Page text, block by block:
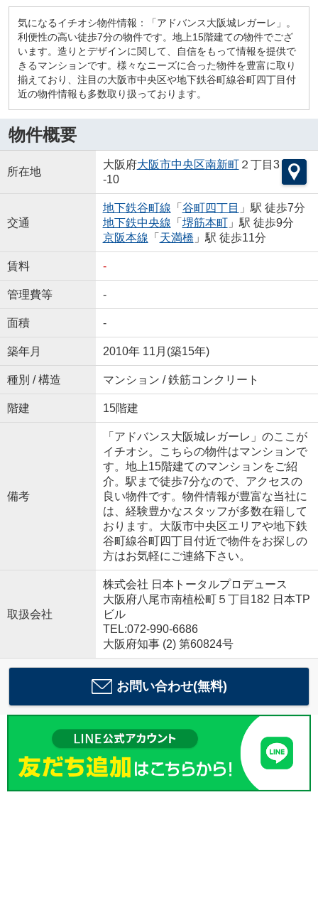
気になるイチオシ物件情報：「アドバンス大阪城レガーレ」。
利便性の高い徒歩7分の物件です。地上15階建ての物件でござ
います。造りとデザインに関して、自信をもって情報を提供で
きるマンションです。様々なニーズに合った物件を豊富に取り
揃えており、注目の大阪市中央区や地下鉄谷町線谷町四丁目付
近の物件情報も多数取り扱っております。
物件概要
所在地
大阪府大阪市中央区南新町２丁目3
-10
交通
地下鉄谷町線 「 谷町四丁目 」駅 徒歩7分
地下鉄中央線 「 堺筋本町」駅 徒歩9分
京阪本線 「 天満橋 」駅 徒歩11分
賃料 -
管理費等 -
面積 -
築年月 2010年 11月(築15年)
種別 / 構造 マンション / 鉄筋コンクリート
階建 15階建
備考
「アドバンス大阪城レガーレ」のここが
イチオシ。こちらの物件はマンションで
す。地上15階建てのマンションをご紹
介。駅まで徒歩7分なので、アクセスの
良い物件です。物件情報が豊富な当社に
は、経験豊かなスタッフが多数在籍して
おります。大阪市中央区エリアや地下鉄
谷町線谷町四丁目付近で物件をお探しの
方はお気軽にご連絡下さい。
取扱会社
株式会社 日本トータルプロデュース
大阪府八尾市南植松町５丁目182 日本TP
ビル
TEL:072-990-6686
大阪府知事 (2) 第60824号
お問い合わせ(無料)